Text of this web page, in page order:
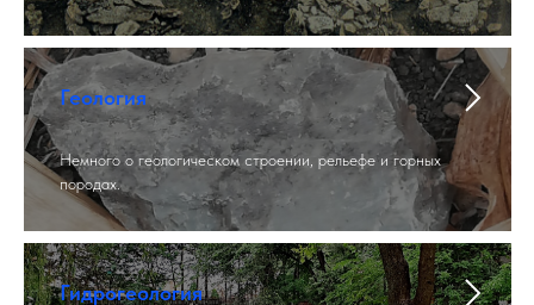
Геология
Немного о геологическом строении, рельефе и горных
породах.
Гидрогеология